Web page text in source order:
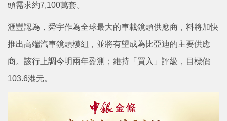
頭需求約7,100萬套。
滙豐認為，舜宇作為全球最大的車載鏡頭供應商，料將加快
推出高端汽車鏡頭模組，並將有望成為比亞迪的主要供應
商。該行上調今明兩年盈測；維持「買入」評級，目標價
103.6港元。